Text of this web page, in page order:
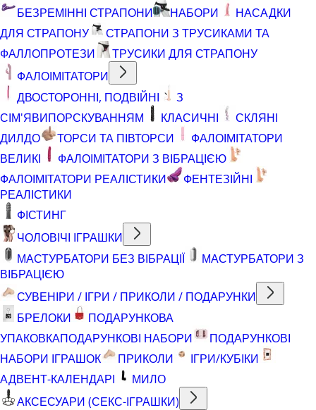
БЕЗРЕМІННІ СТРАПОНИ
НАБОРИ
НАСАДКИ
ДЛЯ СТРАПОНУ
СТРАПОНИ З ТРУСИКАМИ ТА
ФАЛЛОПРОТЕЗИ
ТРУСИКИ ДЛЯ СТРАПОНУ
ФАЛОІМІТАТОРИ
ДВОСТОРОННІ, ПОДВІЙНІ
З
СІМ'ЯВИПОРСКУВАННЯМ
КЛАСИЧНІ
СКЛЯНІ
ДИЛДО
ТОРСИ ТА ПІВТОРСИ
ФАЛОІМІТАТОРИ
ВЕЛИКІ
ФАЛОІМІТАТОРИ З ВІБРАЦІЄЮ
ФАЛОІМІТАТОРИ РЕАЛІСТИКИ
ФЕНТЕЗІЙНІ
РЕАЛІСТИКИ
ФІСТИНГ
ЧОЛОВІЧІ ІГРАШКИ
МАСТУРБАТОРИ БЕЗ ВІБРАЦІЇ
МАСТУРБАТОРИ З
ВІБРАЦІЄЮ
СУВЕНІРИ / ІГРИ / ПРИКОЛИ / ПОДАРУНКИ
БРЕЛОКИ
ПОДАРУНКОВА
УПАКОВКАПОДАРУНКОВІ НАБОРИ
ПОДАРУНКОВІ
НАБОРИ ІГРАШОК
ПРИКОЛИ
ІГРИ/КУБІКИ
АДВЕНТ-КАЛЕНДАРІ
МИЛО
АКСЕСУАРИ (СЕКС-ІГРАШКИ)